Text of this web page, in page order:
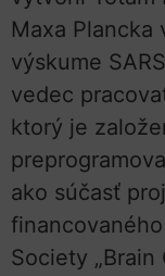
Maxa
výskume
vedec
ktorý je
ako súčasť
Society